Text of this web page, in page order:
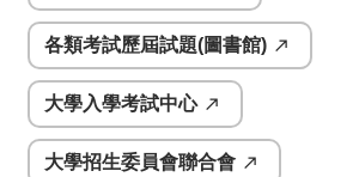
各類考試歷屆試題(圖書館)
大學入學考試中心
大學招生委員會聯合會